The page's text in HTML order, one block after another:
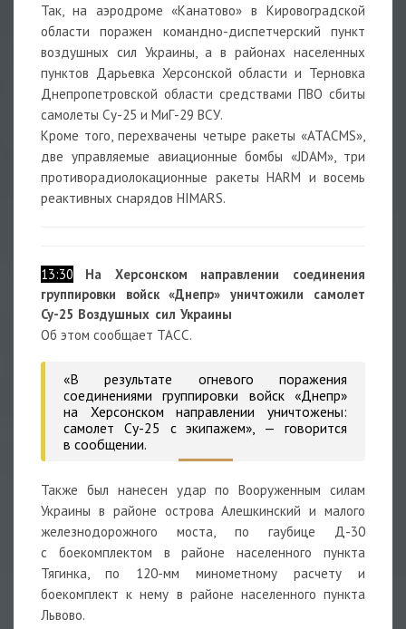
Так, на аэродроме «Канатово» в Кировоградской
области поражен командно-диспетчерский пункт
воздушных сил Украины, а в районах населенных
пунктов Дарьевка Херсонской области и Терновка
Днепропетровской области средствами ПВО сбиты
самолеты Су-25 и МиГ-29 ВСУ.
Кроме того, перехвачены четыре ракеты «ATACMS»,
две управляемые авиационные бомбы «JDAM», три
противорадиолокационные ракеты HARM и восемь
реактивных снарядов HIMARS.
13:30
На Херсонском направлении соединения
группировки войск «Днепр» уничтожили самолет
Су-25 Воздушных сил Украины
Об этом сообщает ТАСС.
«В результате огневого поражения
соединениями группировки войск «Днепр»
на Херсонском направлении уничтожены:
самолет Су-25 с экипажем», — говорится
в сообщении.
Также был нанесен удар по Вооруженным силам
Украины в районе острова Алешкинский и малого
железнодорожного моста, по гаубице Д-30
с боекомплектом в районе населенного пункта
Тягинка, по 120-мм минометному расчету и
боекомплект к нему в районе населенного пункта
Львово.